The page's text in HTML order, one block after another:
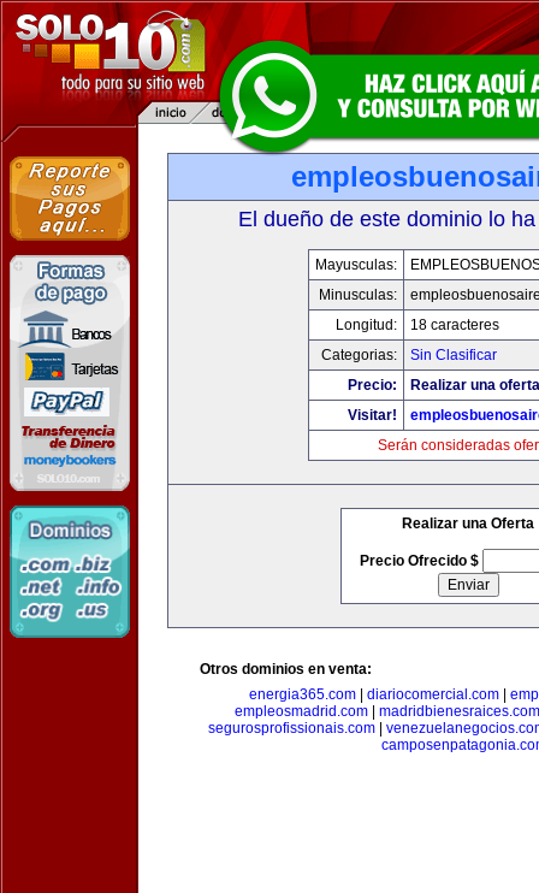
El dueño de este dominio lo
Mayusculas:
Minusculas:
Longitud:
18 caracteres
Categorias:
Sin Clasificar
Precio:
Realizar una
Visitar!
Serán consideradas
Realizar una Oferta
Precio Ofrecido $
Otros dominios en venta:
energia365.com
diariocomercial.com
empleosmadrid.com
madridbienesraices.com
segurosprofissionais.com